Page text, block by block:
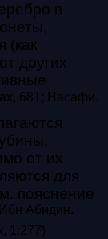
в
(как
других
681; Насафи.
от их
для
пояснение
Абидин.
1:277)